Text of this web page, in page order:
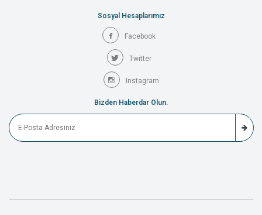
Sosyal Hesaplarımız
Facebook
Twitter
Instagram
Bizden Haberdar Olun.